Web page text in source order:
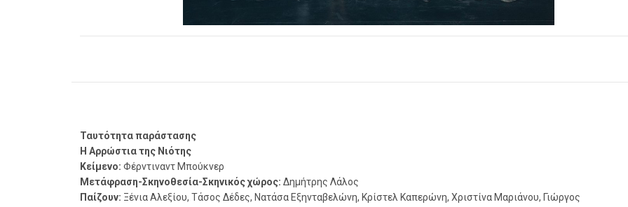
Ταυτότητα παράστασης
Η Αρρώστια της Νιότης
Κείμενο: Φέρντιναντ Μπούκνερ
Μετάφραση-Σκηνοθεσία-Σκηνικός χώρος: Δημήτρης Λάλος
Παίζουν: Ξένια Αλεξίου, Τάσος Δέδες, Νατάσα Εξηνταβελώνη, Κρίστελ Καπερώνη, Χριστίνα Μαριάνου, Γιώργος